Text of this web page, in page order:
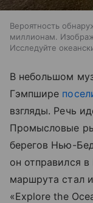
Вероятность
миллионам.
Исследуйте
В небольшом
Гэмпшире
взгляды. Речь
Промысловые
берегов Нью-
он отправился
маршрута стал
«Explore the